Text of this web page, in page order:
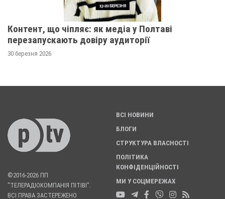
Контент, що чіпляє: як медіа у Полтаві
перезапускають довіру аудиторії
30 березня 2026
©2016-2026 ПП
"ТЕЛЕРАДІОКОМПАНІЯ ПІТІВІ".
ВСІ ПРАВА ЗАСТЕРЕЖЕНО
ВСІ НОВИНИ
БЛОГИ
СТРУКТУРА ВЛАСНОСТІ
ПОЛІТИКА
КОНФІДЕНЦІЙНОСТІ
МИ У СОЦМЕРЕЖАХ